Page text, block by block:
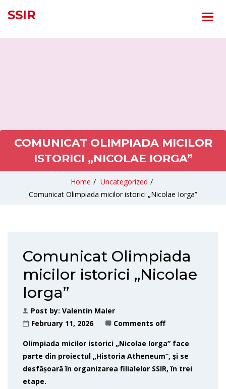
SSIR
COMUNICAT OLIMPIADA MICILOR
ISTORICI „NICOLAE IORGA”
Home / Uncategorized /
Comunicat Olimpiada micilor istorici „Nicolae Iorga”
Comunicat Olimpiada
micilor istorici „Nicolae
Iorga”
Post by: Valentin Maier
February 11, 2026
Comments off
Olimpiada micilor istorici „Nicolae Iorga” face
parte din proiectul „Historia Atheneum”, și se
desfășoară în organizarea filialelor SSIR, în trei
etape.